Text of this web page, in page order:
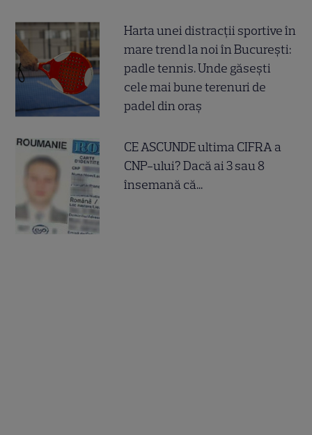
Harta unei distracții sportive în
mare trend la noi în București:
padle tennis. Unde găsești
cele mai bune terenuri de
padel din oraș
CE ASCUNDE ultima CIFRA a
CNP-ului? Dacă ai 3 sau 8
însemană că...